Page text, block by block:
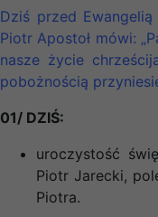
Dziś przed Ewangelią
Piotr Apostoł mówi:
nasze życie
pobożnością
01/ DZIŚ:
uroczystość
Piotr Jarecki,
Piotra.